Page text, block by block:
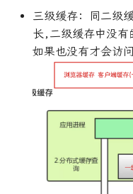
TypeScript基础入门笔
VUE-插槽详细图解
VUE前端框架完全入门
es6模板字符串和新增
html-css:浮动_清除浮
Python-APSchedule:定
Python3读写CSV文件
Py快速识别文本编码_去
签获得文本
Ubuntu16.04安装生产
bocsh安装指南, 必看,
Python3 cpython优化
释器并行
RUST死灵书-子类型和
Rust - MaybeUninit未初
Rust Async: Pin概念解
Rust Runtime 与 ABI
三级缓存: 同二级
长,二级缓存中没有
如果也没有才会访